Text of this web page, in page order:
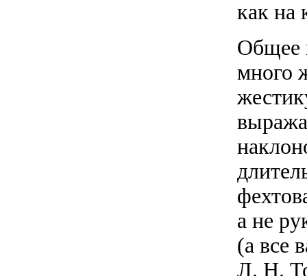
как на
Общее
много
а не
(а все
Л. Н.